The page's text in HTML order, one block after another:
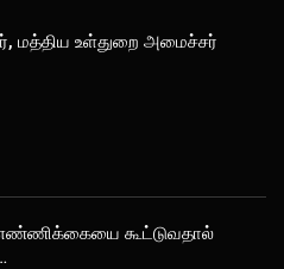
மத்திய உள்துறை அமைச்சர்
கூட்டுவதால்